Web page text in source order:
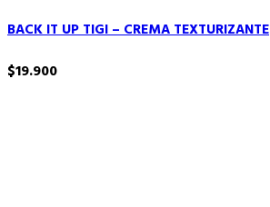
BACK IT UP TIGI – CREMA TEXTURIZANTE
$19.900